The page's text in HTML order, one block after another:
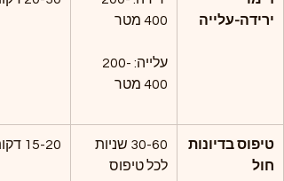
ירידה-עלייה
400 מטר
עלייה: 200-
400 מטר
טיפוס בדיונות
חול
30-60 שניות
לכל טיפוס
15-20 דקות